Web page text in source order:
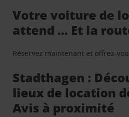
Votre voiture de
attend … Et la
Réservez maintenant et offrez-
Stadthagen :
lieux de location
Avis à proximité